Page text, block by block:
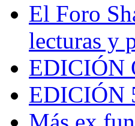
El Foro
lecturas y
EDICIÓN
EDICIÓN